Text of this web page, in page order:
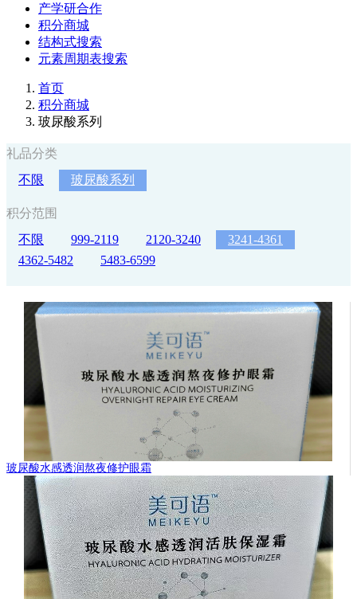
产学研合作
积分商城
结构式搜索
元素周期表搜索
首页
积分商城
玻尿酸系列
礼品分类
不限
玻尿酸系列
积分范围
不限
999-2119 2120-3240
3241-4361
4362-5482
5483-6599
玻尿酸水感透润熬夜修护眼霜